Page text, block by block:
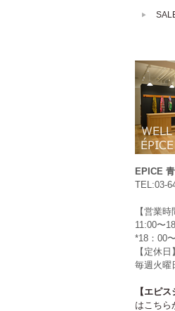
EPICE
TEL:03-
【営業時
11:00〜
*18：00
【定休日】
毎週火曜
【エピ
はこちら